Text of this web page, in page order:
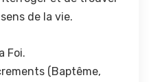
de la vie.
Foi.
(Baptême,